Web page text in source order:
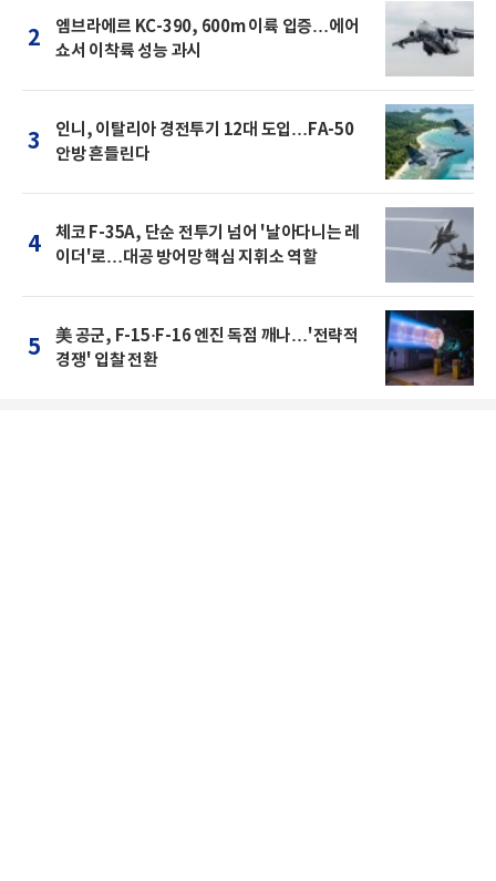
2
엠브라에르 KC-390, 600m 이륙 입증…에어
쇼서 이착륙 성능 과시
3
인니, 이탈리아 경전투기 12대 도입…FA-50
안방 흔들린다
4
체코 F-35A, 단순 전투기 넘어 '날아다니는 레
이더'로…대공 방어망 핵심 지휘소 역할
5
美 공군, F-15·F-16 엔진 독점 깨나…'전략적
경쟁' 입찰 전환